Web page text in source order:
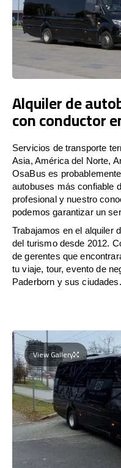
Alquiler de
con conductor
Servicios de transporte
Asia, América del Norte,
OsaBus es
autobuses más confiable
profesional y nuestro
podemos garantizar un
Trabajamos en el alquiler
del turismo desde 2012.
de gerentes que
tu viaje, tour, evento de
Paderborn y sus ciudades.
View Gallery